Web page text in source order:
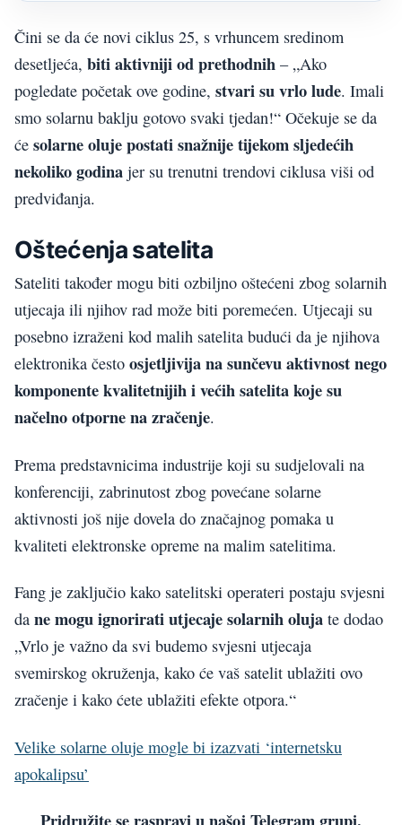
Čini se da će novi ciklus 25, s vrhuncem sredinom
desetljeća, biti aktivniji od prethodnih – „Ako
pogledate početak ove godine, stvari su vrlo lude. Imali
smo solarnu baklju gotovo svaki tjedan!“ Očekuje se da
će solarne oluje postati snažnije tijekom sljedećih
nekoliko godina jer su trenutni trendovi ciklusa viši od
predviđanja.
Oštećenja satelita
Sateliti također mogu biti ozbiljno oštećeni zbog solarnih
utjecaja ili njihov rad može biti poremećen. Utjecaji su
posebno izraženi kod malih satelita budući da je njihova
elektronika često osjetljivija na sunčevu aktivnost nego
komponente kvalitetnijih i većih satelita koje su
načelno otporne na zračenje.
Prema predstavnicima industrije koji su sudjelovali na
konferenciji, zabrinutost zbog povećane solarne
aktivnosti još nije dovela do značajnog pomaka u
kvaliteti elektronske opreme na malim satelitima.
Fang je zaključio kako satelitski operateri postaju svjesni
da ne mogu ignorirati utjecaje solarnih oluja te dodao
„Vrlo je važno da svi budemo svjesni utjecaja
svemirskog okruženja, kako će vaš satelit ublažiti ovo
zračenje i kako ćete ublažiti efekte otpora.“
Velike solarne oluje mogle bi izazvati ‘internetsku
apokalipsu’
Pridružite se raspravi u našoj Telegram grupi.